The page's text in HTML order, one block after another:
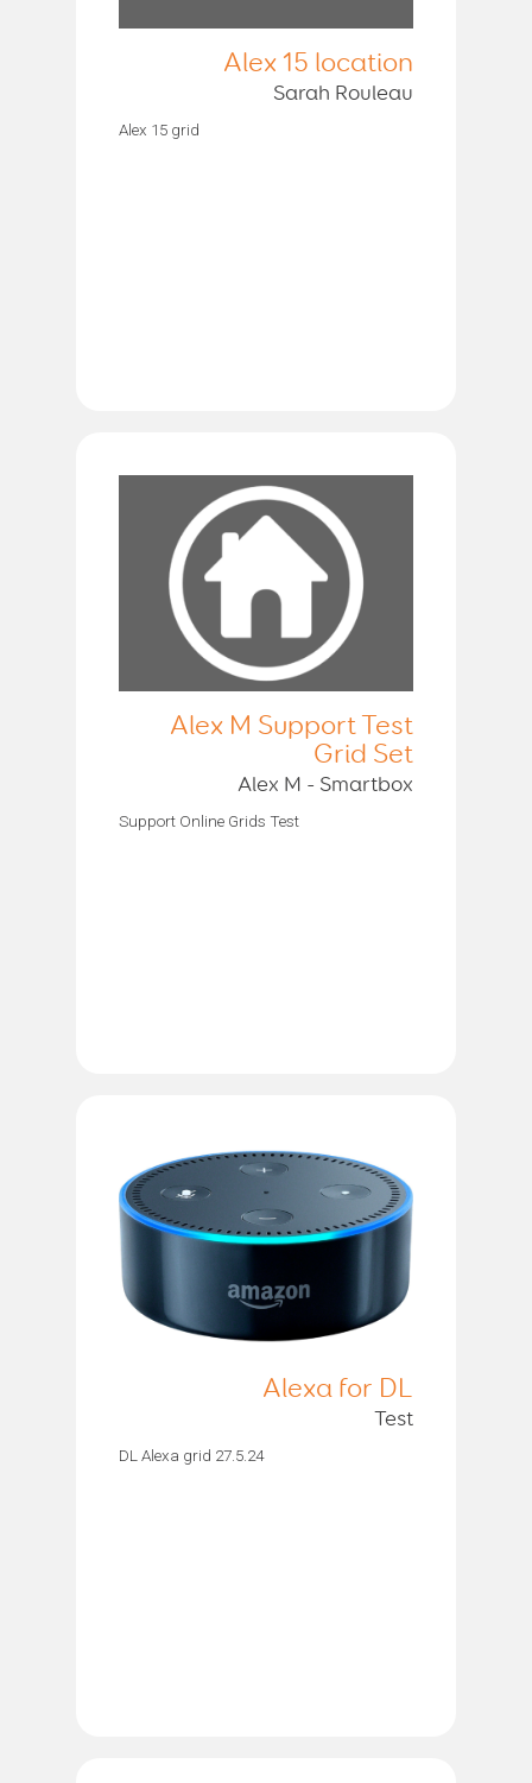
Alex 15 location
Sarah Rouleau
Alex 15 grid
Alex M Support Test
Grid Set
Alex M - Smartbox
Support Online Grids Test
Alexa for DL
Test
DL Alexa grid 27.5.24